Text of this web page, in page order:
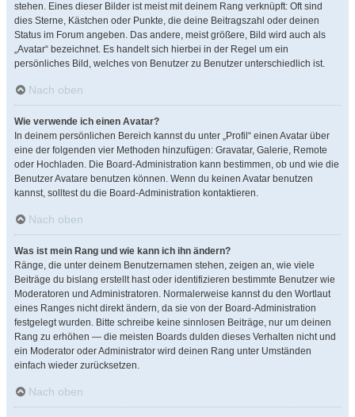
stehen. Eines dieser Bilder ist meist mit deinem Rang verknüpft: Oft sind
dies Sterne, Kästchen oder Punkte, die deine Beitragszahl oder deinen
Status im Forum angeben. Das andere, meist größere, Bild wird auch als
„Avatar“ bezeichnet. Es handelt sich hierbei in der Regel um ein
persönliches Bild, welches von Benutzer zu Benutzer unterschiedlich ist.
Nach oben
Wie verwende ich einen Avatar?
In deinem persönlichen Bereich kannst du unter „Profil“ einen Avatar über
eine der folgenden vier Methoden hinzufügen: Gravatar, Galerie, Remote
oder Hochladen. Die Board-Administration kann bestimmen, ob und wie die
Benutzer Avatare benutzen können. Wenn du keinen Avatar benutzen
kannst, solltest du die Board-Administration kontaktieren.
Nach oben
Was ist mein Rang und wie kann ich ihn ändern?
Ränge, die unter deinem Benutzernamen stehen, zeigen an, wie viele
Beiträge du bislang erstellt hast oder identifizieren bestimmte Benutzer wie
Moderatoren und Administratoren. Normalerweise kannst du den Wortlaut
eines Ranges nicht direkt ändern, da sie von der Board-Administration
festgelegt wurden. Bitte schreibe keine sinnlosen Beiträge, nur um deinen
Rang zu erhöhen — die meisten Boards dulden dieses Verhalten nicht und
ein Moderator oder Administrator wird deinen Rang unter Umständen
einfach wieder zurücksetzen.
Nach oben